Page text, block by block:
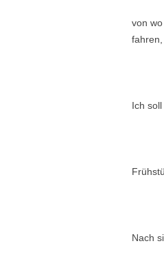
von
Ich
Nach